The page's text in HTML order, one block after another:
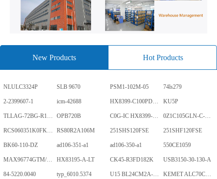
New Products Hot Products
NLULC3324P SLB 9670 PSM1-102M-05 74ls279
2-2399607-1 icm-42688 HX8399-C100PD1700-GP KU5P
TLLAG-72BG-R1KH1-V-A OPB720B C0G-IC HX8399-C100PD1700-GP 0Z1C105GLN-C-0-TR
RCS060351K0FKEA RS80R2A106M 251SHS120FSE 251SHF120FSE
BK60-110-DZ ad106-351-a1 ad106-350-a1 550CE1059
MAX96774GTM/V+ HX83195-A-LT CK45-R3FD182K USB3150-30-130-A
84-5220.0040 typ_6010.5374 U15 BL24CM2A-PARC KEMET ALC70C152EN450